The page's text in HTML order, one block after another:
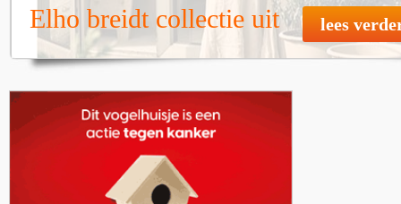
Elho breidt collectie uit lees